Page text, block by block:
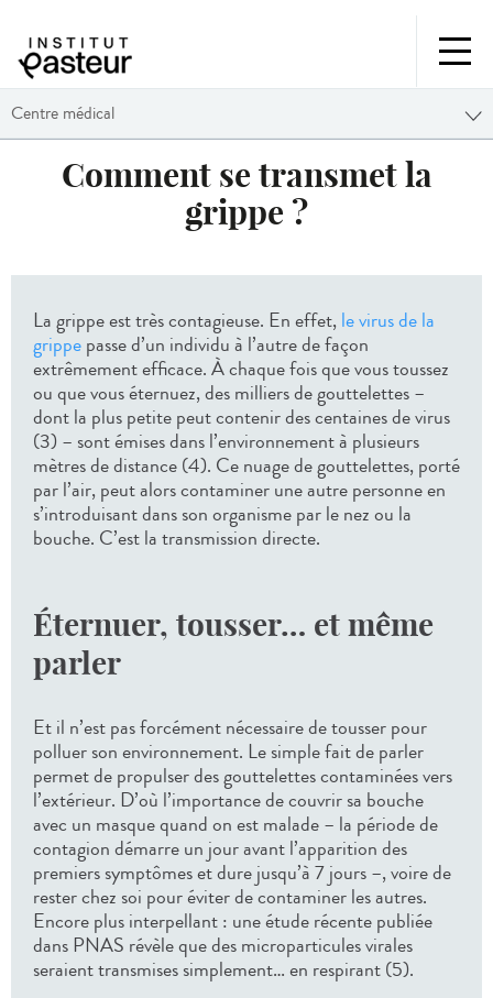
Centre médical
Comment se transmet la
grippe ?
La grippe est très contagieuse. En effet,le virus de la
grippepasse d’un individu à l’autre de façon
extrêmement efficace. À chaque fois que vous toussez
ou que vous éternuez, des milliers de gouttelettes –
dont la plus petite peut contenir des centaines de virus
(3) – sont émises dans l’environnement à plusieurs
mètres de distance (4). Ce nuage de gouttelettes, porté
par l’air, peut alors contaminer une autre personne en
s’introduisant dans son organisme par le nez ou la
bouche. C’est la transmission directe.
Éternuer, tousser… et même
parler
Et il n’est pas forcément nécessaire de tousser pour
polluer son environnement. Le simple fait de parler
permet de propulser des gouttelettes contaminées vers
l’extérieur. D’où l’importance de couvrir sa bouche
avec un masque quand on est malade – la période de
contagion démarre un jour avant l’apparition des
premiers symptômes et dure jusqu’à 7 jours –, voire de
rester chez soi pour éviter de contaminer les autres.
Encore plus interpellant : une étude récente publiée
dans PNAS révèle que des microparticules virales
seraient transmises simplement… en respirant (5).